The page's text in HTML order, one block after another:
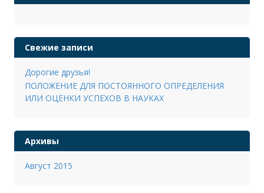
Свежие записи
Дорогие друзья!
ПОЛОЖЕНИЕ ДЛЯ ПОСТОЯННОГО ОПРЕДЕЛЕНИЯ
ИЛИ ОЦЕНКИ УСПЕХОВ В НАУКАХ
Архивы
Август 2015